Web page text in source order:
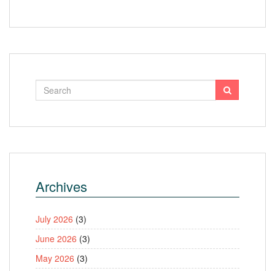
Archives
July 2026 (3)
June 2026 (3)
May 2026 (3)